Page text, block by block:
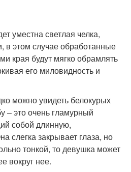
уместна светлая челка,
в этом случае обработанные
края будут мягко обрамлять
его миловидность и
можно увидеть белокурых
– это очень гламурный
собой длинную,
слегка закрывает глаза, но
тонкой, то девушка может
вокруг нее.